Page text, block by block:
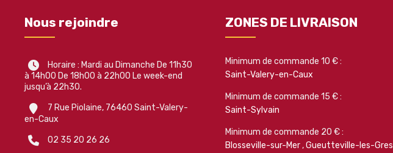
Nous rejoindre
Horaire : Mardi au Dimanche De 11h30
à 14h00 De 18h00 à 22h00 Le week-end
jusqu’à 22h30.
7 Rue Piolaine, 76460 Saint-Valery-
en-Caux
02 35 20 26 26
ZONES DE LIVRAISON
Minimum de commande 10 € :
Saint-Valery-en-Caux
Minimum de commande 15 € :
Saint-Sylvain
Minimum de commande 20 € :
Blosseville-sur-Mer,Gueutteville-les-Gres